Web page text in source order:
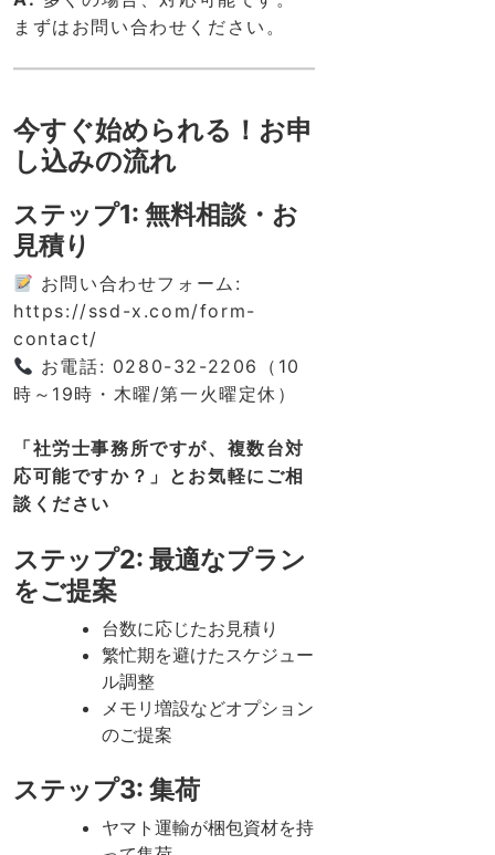
まずはお問い合わせください。
今すぐ始められる！お申
し込みの流れ
ステップ1: 無料相談・お
見積り
お問い合わせフォーム:
https://ssd-x.com/form-
contact/
お電話: 0280-32-2206（10
時～19時・木曜/第一火曜定休）
「社労士事務所ですが、複数台対
応可能ですか？」とお気軽にご相
談ください
ステップ2: 最適なプラン
をご提案
台数に応じたお見積り
繁忙期を避けたスケジュー
ル調整
メモリ増設などオプション
のご提案
ステップ3: 集荷
ヤマト運輸が梱包資材を持